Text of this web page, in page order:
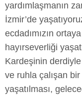
yardımlaşmanın
İzmir’de
ecdadımızın
hayırseverliği
Kardeşinin
ve ruhla çalışan
yaşatılması,